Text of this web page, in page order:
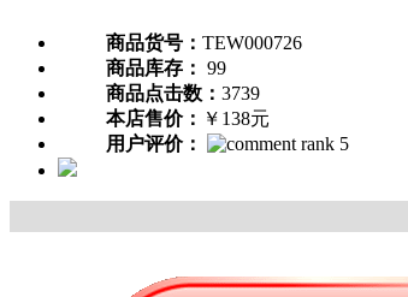
商品货号： TEW000726
商品库存： 99
商品点击数： 3739
本店售价： ￥138元
用户评价：